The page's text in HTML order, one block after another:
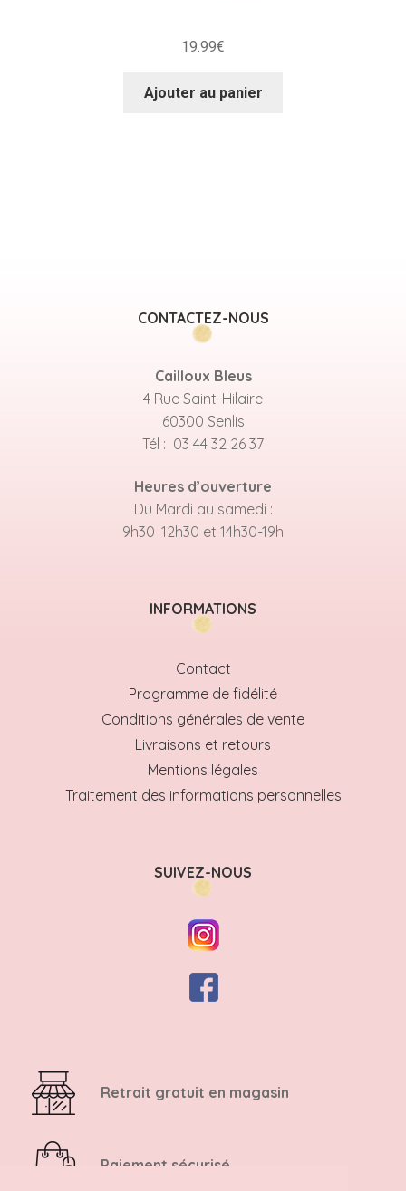
19.99€
Ajouter au panier
CONTACTEZ-NOUS
Cailloux Bleus
4 Rue Saint-Hilaire
60300 Senlis
Tél : 03 44 32 26 37
Heures d’ouverture
Du Mardi au samedi :
9h30–12h30 et 14h30-19h
INFORMATIONS
Contact
Programme de fidélité
Conditions générales de vente
Livraisons et retours
Mentions légales
Traitement des informations personnelles
SUIVEZ-NOUS
Retrait gratuit en magasin
Paiement sécurisé